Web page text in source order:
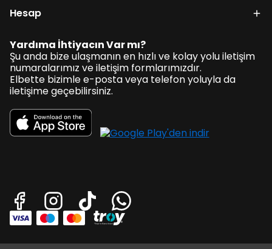
Hesap
Yardıma İhtiyacın Var mı?
Şu anda bize ulaşmanın en hızlı ve kolay yolu iletişim
numaralarımız ve iletişim formlarımızdır.
Elbette bizimle e-posta veya telefon yoluyla da
iletişime geçebilirsiniz.